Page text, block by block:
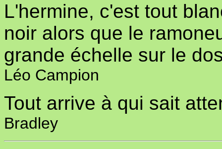
L'hermine, c'est tout
noir alors que le
grande échelle sur le
Léo Campion
Tout arrive à qui sait
Bradley